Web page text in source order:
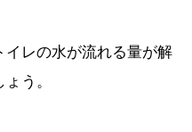
レの水が流れる量が解
う。